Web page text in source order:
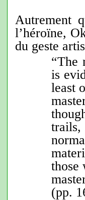
Autrement
l’héroïne,
du geste
“The
is
least
those
(pp.